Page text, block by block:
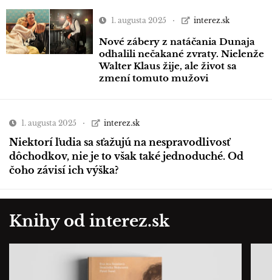
1. augusta 2025 interez.sk
Nové zábery z natáčania Dunaja
odhalili nečakané zvraty. Nielenže
Walter Klaus žije, ale život sa
zmení tomuto mužovi
1. augusta 2025 interez.sk
Niektorí ľudia sa sťažujú na nespravodlivosť
dôchodkov, nie je to však také jednoduché. Od
čoho závisí ich výška?
Knihy od interez.sk